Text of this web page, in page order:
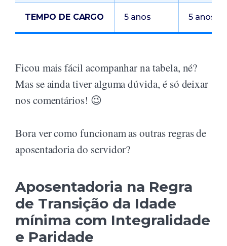
TEMPO DE CARGO 5 anos 5 anos
Ficou mais fácil acompanhar na tabela, né?
Mas se ainda tiver alguma dúvida, é só deixar
nos comentários! 😉
Bora ver como funcionam as outras regras de
aposentadoria do servidor?
Aposentadoria na Regra
de Transição da Idade
mínima com Integralidade
e Paridade